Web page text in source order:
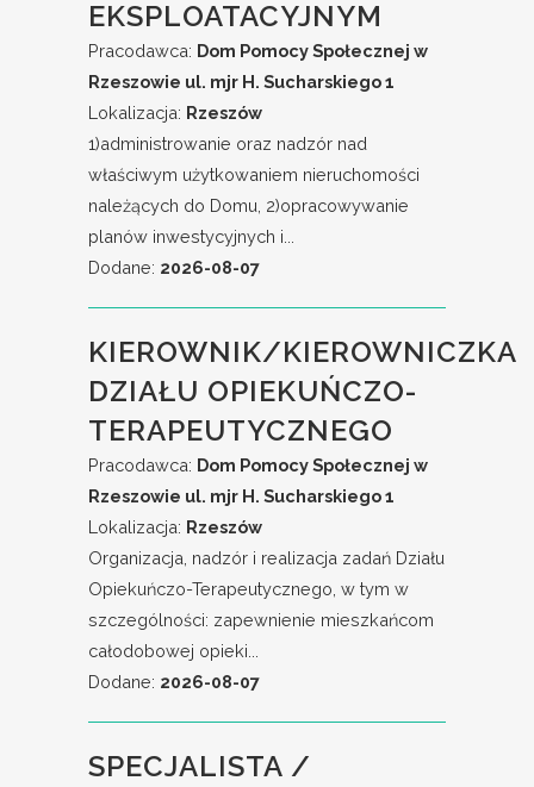
EKSPLOATACYJNYM
Pracodawca: Dom Pomocy Społecznej w
Rzeszowie ul. mjr H. Sucharskiego 1
Lokalizacja: Rzeszów
1)administrowanie oraz nadzór nad
właściwym użytkowaniem nieruchomości
należących do Domu, 2)opracowywanie
planów inwestycyjnych i...
Dodane: 2026-08-07
KIEROWNIK/KIEROWNICZKA
DZIAŁU OPIEKUŃCZO-
TERAPEUTYCZNEGO
Pracodawca: Dom Pomocy Społecznej w
Rzeszowie ul. mjr H. Sucharskiego 1
Lokalizacja: Rzeszów
Organizacja, nadzór i realizacja zadań Działu
Opiekuńczo-Terapeutycznego, w tym w
szczególności: zapewnienie mieszkańcom
całodobowej opieki...
Dodane: 2026-08-07
SPECJALISTA /